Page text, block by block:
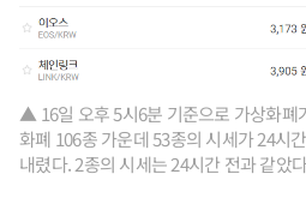
▲ 16일 오후 5시6분 기준으로 가상화폐
화폐 106종 가운데 53종의 시세가 24시
내렸다. 2종의 시세는 24시간 전과 같았